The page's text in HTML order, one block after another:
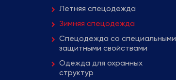
Летняя спецодежда
Зимняя спецодежда
Спецодежда со специальными
защитными свойствами
Одежда для охранных
структур